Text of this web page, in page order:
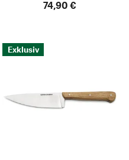
74,90 €
Exklusiv